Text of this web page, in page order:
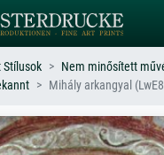
vagy stílus
Csillagos éj,
Írja le a
piros
Stílusok
Nem minősített
Mihály arkangyal